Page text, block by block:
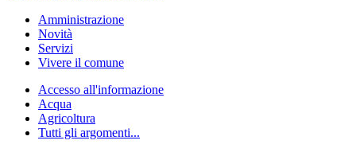
Amministrazione
Novità
Servizi
Vivere il comune
Accesso all'informazione
Acqua
Agricoltura
Tutti gli argomenti...